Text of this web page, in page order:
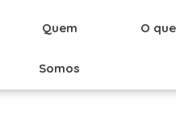
Quem
Somos
O